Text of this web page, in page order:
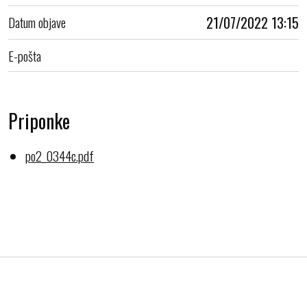
Datum objave 21/07/2022 13:15
E-pošta
Priponke
po2_0344c.pdf